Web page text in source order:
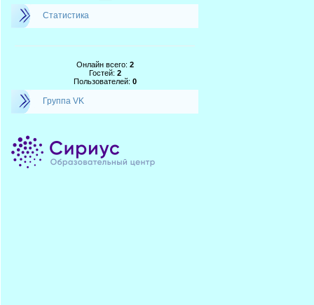
Статистика
Онлайн всего: 2
Гостей: 2
Пользователей: 0
Группа VK